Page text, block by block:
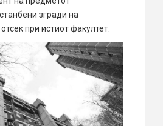
згради на
при истиот факултет.